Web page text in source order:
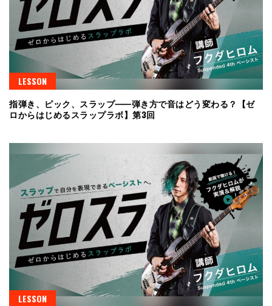
LESSON
指弾き、ピック、スラップ⸺弾き方で音はどう変わる？【ゼ
ロからはじめるスラップラボ】第3回
LESSON